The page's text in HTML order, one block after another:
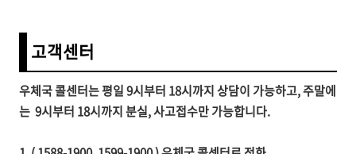
고객센터
우체국 콜센터는 평일 9시부터 18시까지 상담이 가능하고, 주말에
는 9시부터 18시까지분실, 사고접수만 가능합니다.